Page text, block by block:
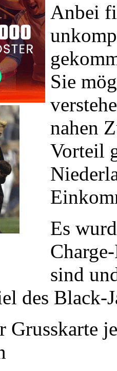
Anbei
Sie
nahen
Vorteil
Es
sind
des Black-
Grusskarte